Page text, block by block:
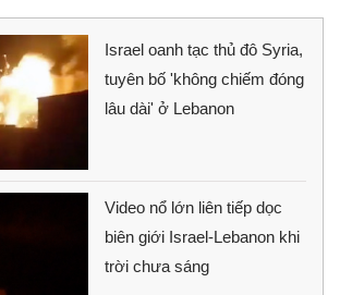
Israel oanh tạc thủ đô Syria,
tuyên bố 'không chiếm đóng
lâu dài' ở Lebanon
Video nổ lớn liên tiếp dọc
biên giới Israel-Lebanon khi
trời chưa sáng